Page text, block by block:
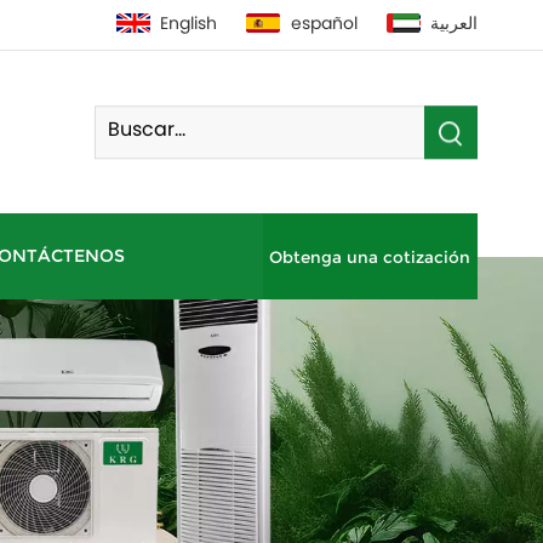
English español العربية
Obtenga una cotización